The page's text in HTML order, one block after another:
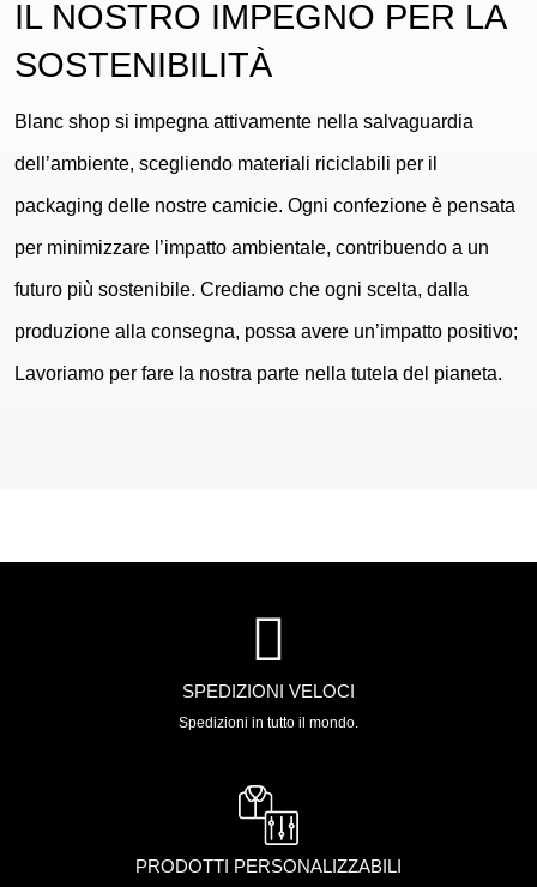
IL NOSTRO IMPEGNO PER LA
SOSTENIBILITÀ
Blanc shop si impegna attivamente nella salvaguardia
dell’ambiente, scegliendo materiali riciclabili per il
packaging delle nostre camicie. Ogni confezione è pensata
per minimizzare l’impatto ambientale, contribuendo a un
futuro più sostenibile. Crediamo che ogni scelta, dalla
produzione alla consegna, possa avere un’impatto positivo;
Lavoriamo per fare la nostra parte nella tutela del pianeta.
SPEDIZIONI VELOCI
Spedizioni in tutto il mondo.
PRODOTTI PERSONALIZZABILI